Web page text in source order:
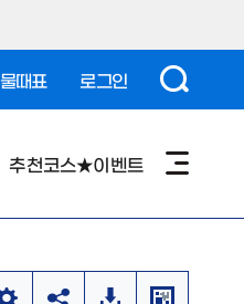
물때표 로그인
추천코스★이벤트